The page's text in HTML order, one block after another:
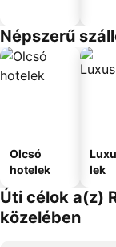
Népszerű
Olcsó
hotelek
lek
Úti célok a(z)
közelében